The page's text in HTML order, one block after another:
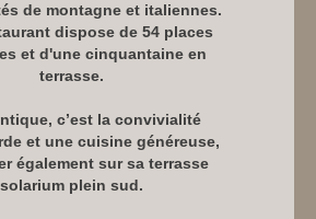
de montagne et italiennes.
dispose de 54 places
et d'une cinquantaine en
terrasse.
c’est la convivialité
et une cuisine généreuse,
également sur sa terrasse
solarium plein sud.